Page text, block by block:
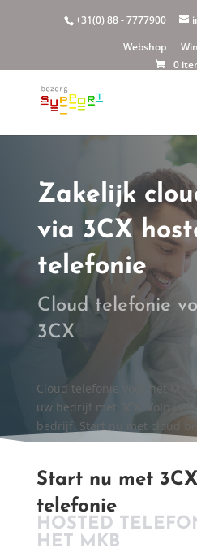
+31(0) 88 - 7777900
Webshop
0
Zakelijk
via 3CX
telefonie
Cloud telefonie
3CX
Cloud telefonie voor het
uw bedrijf met 3CX. VoIp is
bedrijf. Start nu met cloud
Start nu met
telefonie
HOSTED
HET MKB